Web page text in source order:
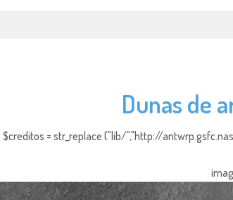
Dunas de
= str_replace ("lib/","http://